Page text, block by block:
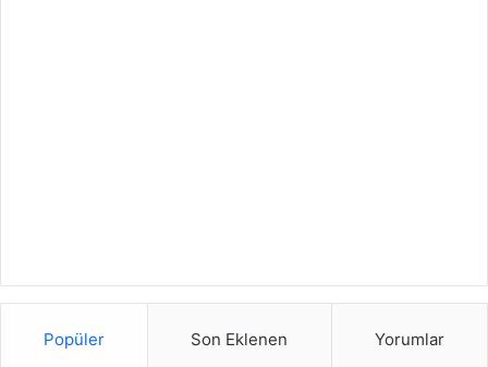
Popüler Son Eklenen Yorumlar